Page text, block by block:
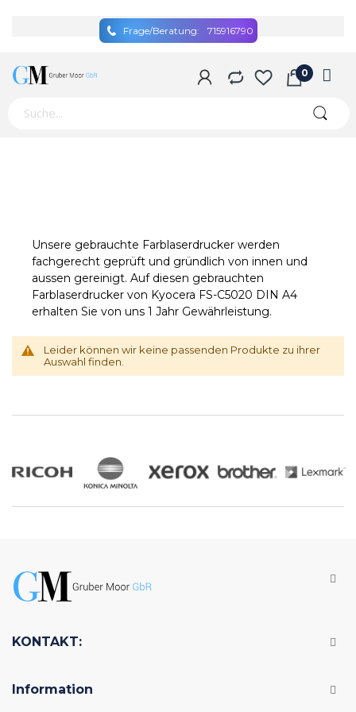
Frage/Beratung: 715916790
Unsere gebrauchte Farblaserdrucker werden
fachgerecht geprüft und gründlich von innen und
aussen gereinigt. Auf diesen gebrauchten
Farblaserdrucker von Kyocera FS-C5020 DIN A4
erhalten Sie von uns 1 Jahr Gewährleistung.
Leider können wir keine passenden Produkte zu ihrer
Auswahl finden.
KONTAKT:
Information